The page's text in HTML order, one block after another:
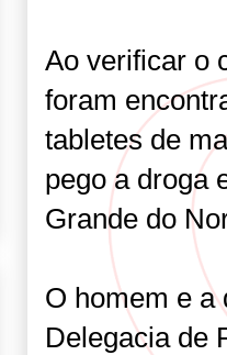
Ao verificar o
foram
tabletes de
pego a droga
Grande do
O homem e a
Delegacia de